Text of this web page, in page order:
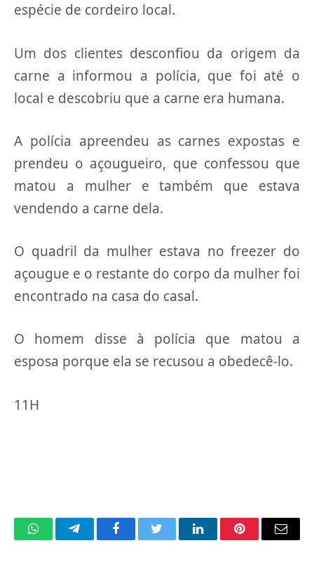
espécie de cordeiro local.
Um dos clientes desconfiou da origem da
carne a informou a polícia, que foi até o
local e descobriu que a carne era humana.
A polícia apreendeu as carnes expostas e
prendeu o açougueiro, que confessou que
matou a mulher e também que estava
vendendo a carne dela.
O quadril da mulher estava no freezer do
açougue e o restante do corpo da mulher foi
encontrado na casa do casal.
O homem disse à polícia que matou a
esposa porque ela se recusou a obedecê-lo.
11H
WhatsAppTelegramFacebookTwitter LinkedInPinterestEmail